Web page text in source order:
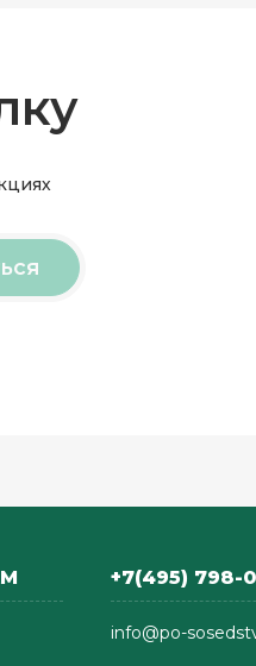
+7(495) 798-
info@po-